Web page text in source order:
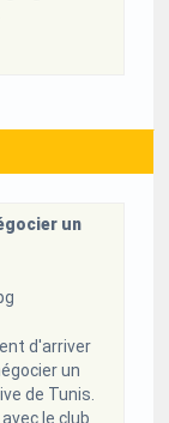
un
d'arriver
un
de Tunis.
le club